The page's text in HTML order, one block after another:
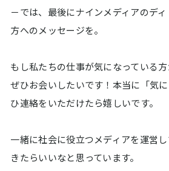
－では、最後にナインメディアのデ
方へのメッセージを。
もし私たちの仕事が気になっている方
ぜひお会いしたいです！本当に「気
ひ連絡をいただけたら嬉しいです。
一緒に社会に役立つメディアを運営
きたらいいなと思っています。